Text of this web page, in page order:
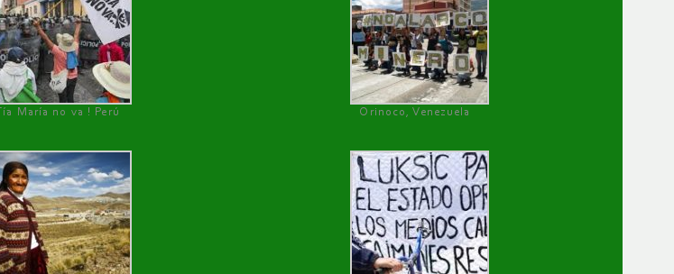
Tía María no va ! Perú Orinoco, Venezuela